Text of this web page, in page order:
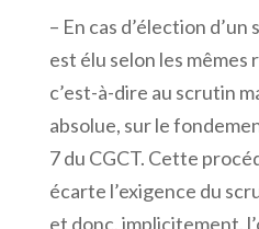
– En cas d’élection
est élu selon les mêmes
c’est-à-dire au scrutin
absolue, sur le
7 du CGCT. Cette
écarte l’exigence du
et donc, implicitement,